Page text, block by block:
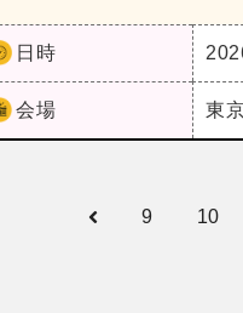
日時
会場 東
9 10